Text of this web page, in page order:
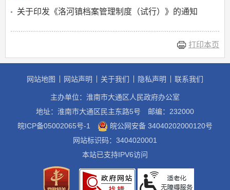
关于印发《洛河镇档案管理制度（试行）》的通知
打印本页
网站地图 网站声明 关于我们 隐私声明 联系我们
主办单位：淮南市大通区人民政府办公室
地址：淮南市大通区民主东路5号
邮编：232000
皖ICP备05002065号-1
皖公网安备 34040202000120号
网站标识码：3404020001
本站已支持IPV6访问